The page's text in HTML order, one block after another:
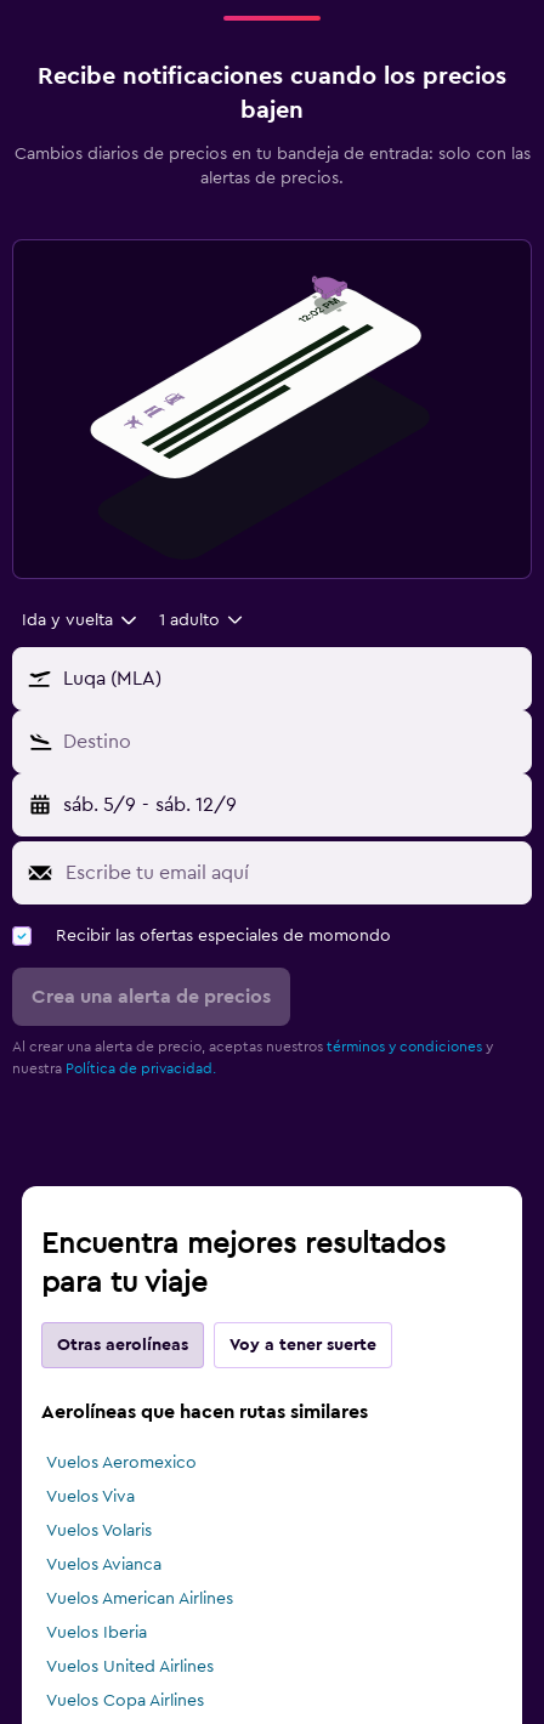
Recibe notificaciones cuando los precios
bajen
Cambios diarios de precios en tu bandeja de entrada: solo con las
alertas de precios.
Ida y vuelta 1 adulto
Luqa (MLA)
Destino
sáb. 5/9 - sáb. 12/9
Recibir las ofertas especiales de momondo
Crea una alerta de precios
Al crear una alerta de precio, aceptas nuestros términos y condiciones y
nuestra Política de privacidad.
Encuentra mejores resultados
para tu viaje
Otras aerolíneas Voy a tener suerte
Aerolíneas que hacen rutas similares
Vuelos Aeromexico
Vuelos Viva
Vuelos Volaris
Vuelos Avianca
Vuelos American Airlines
Vuelos Iberia
Vuelos United Airlines
Vuelos Copa Airlines